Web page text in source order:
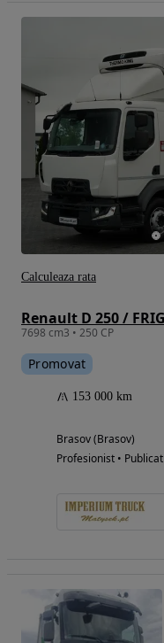
7698 cm3 • 250 CP
Promovat
153 000 km
Brasov (Brasov)
Profesionist • Publicat
Calculeaza rata